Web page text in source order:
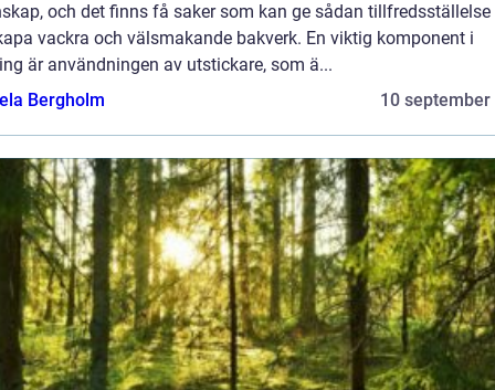
och det finns få saker som kan ge sådan
vackra och välsmakande bakverk. En viktig komponent i
är användningen av utstickare, som ä...
Bergholm
10 september